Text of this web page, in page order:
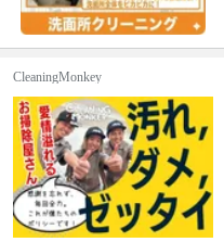
CleaningMonkey